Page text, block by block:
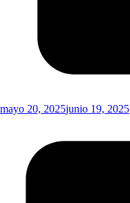
mayo 20, 2025junio 19, 2025